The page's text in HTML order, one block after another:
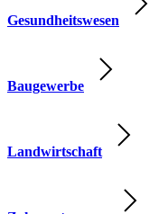
Gesundheitswesen
Baugewerbe
Landwirtschaft